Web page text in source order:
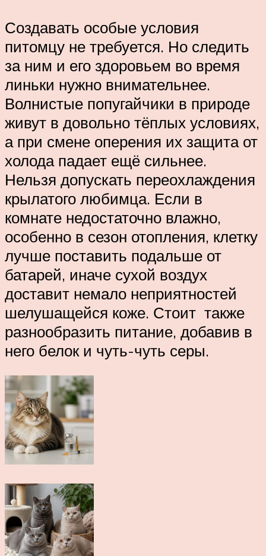
Создавать особые условия
питомцу не требуется. Но следить
за ним и его здоровьем во время
линьки нужно внимательнее.
Волнистые попугайчики в природе
живут в довольно тёплых условиях,
а при смене оперения их защита от
холода падает ещё сильнее.
Нельзя допускать переохлаждения
крылатого любимца. Если в
комнате недостаточно влажно,
особенно в сезон отопления, клетку
лучше поставить подальше от
батарей, иначе сухой воздух
доставит немало неприятностей
шелушащейся коже. Стоит также
разнообразить питание, добавив в
него белок и чуть-чуть серы.